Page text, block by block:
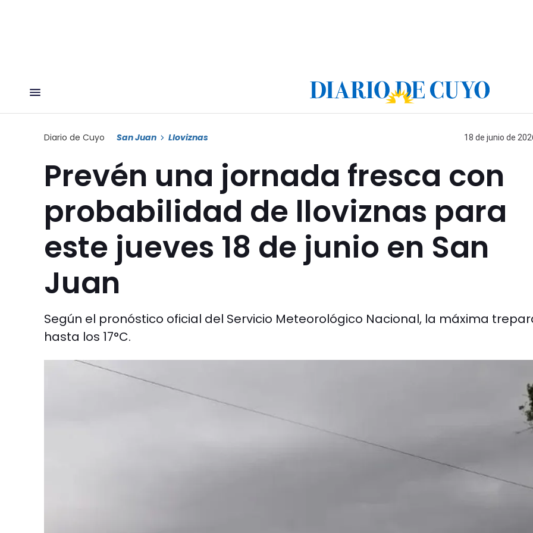
Diario de Cuyo San Juan Lloviznas 18 de junio de
Prevén una jornada fresca con
probabilidad de lloviznas para
este jueves 18 de junio en San
Juan
Según el pronóstico oficial del Servicio Meteorológico Nacional, la máxima
hasta los 17°C.